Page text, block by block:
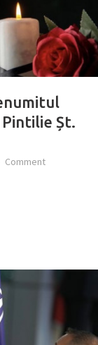
Șt.
Comment